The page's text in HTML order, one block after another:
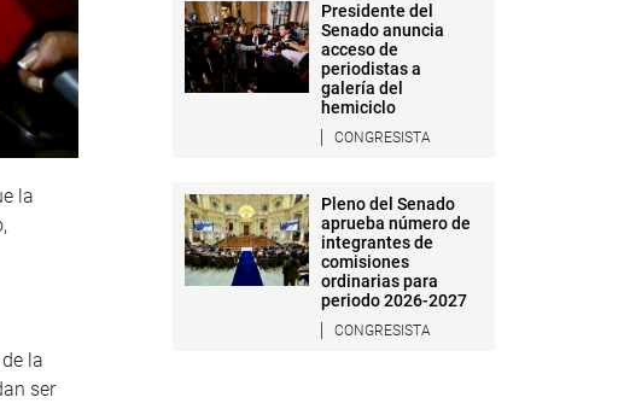
la
la
ser
Presidente del
Senado anuncia
acceso de
periodistas a
galería del
hemiciclo
CONGRESISTA
Pleno del Senado
aprueba número de
integrantes de
comisiones
ordinarias para
periodo 2026-2027
CONGRESISTA